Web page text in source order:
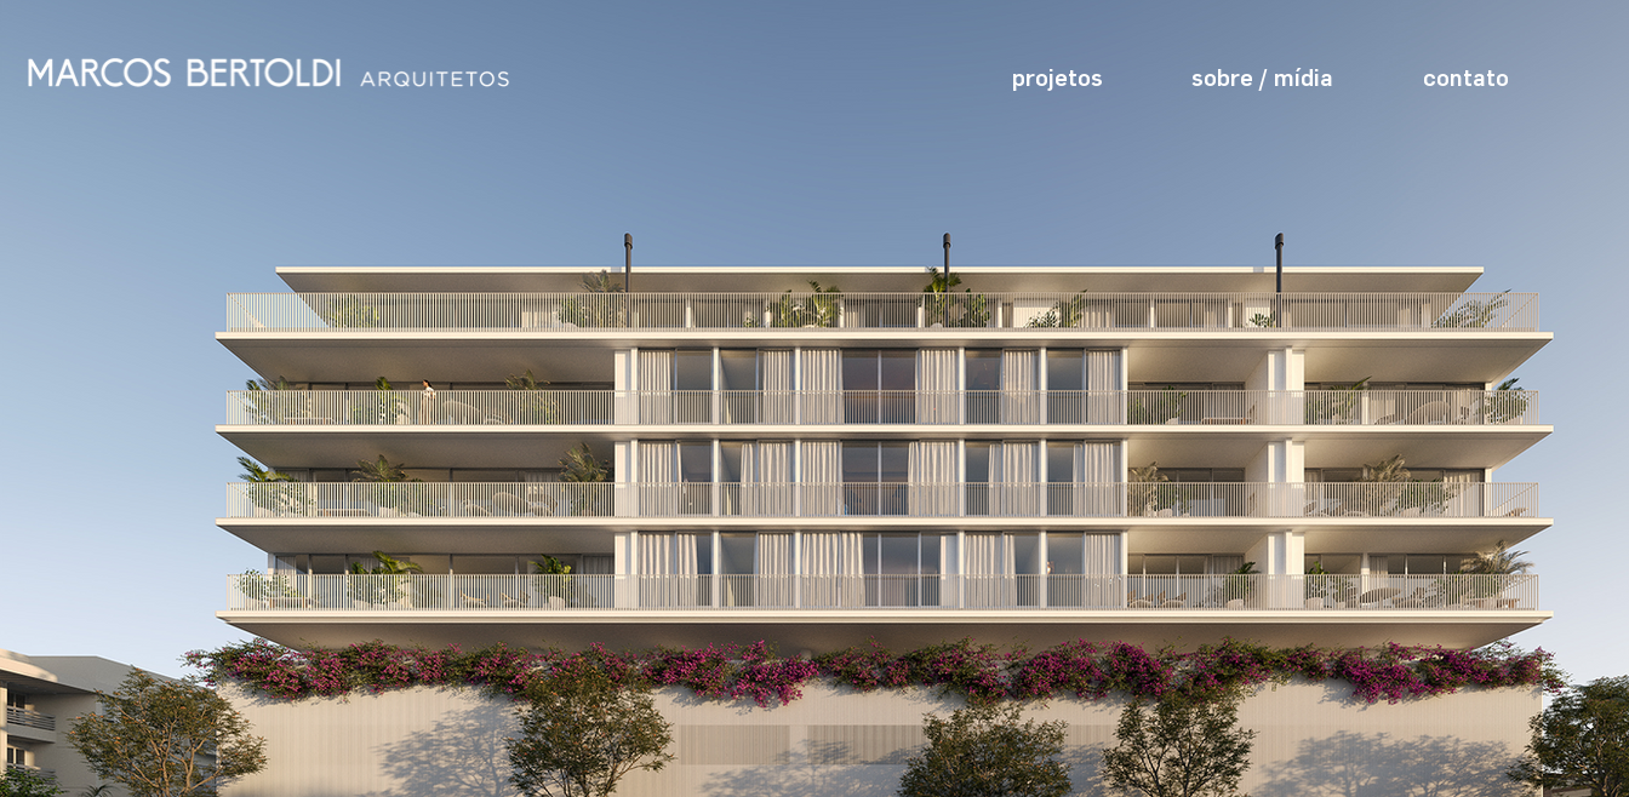
projetos sobre / mídia contato